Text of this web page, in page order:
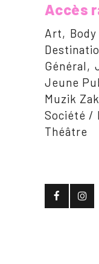
Accès
Art
Général
Jeune
Muzik Zak
Société /
Théâtre